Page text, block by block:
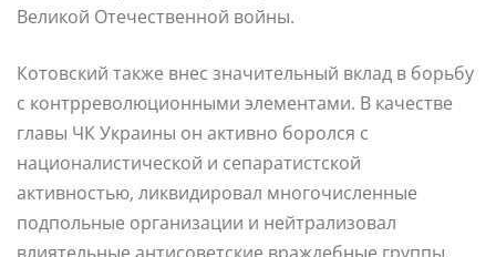
Великой Отечественной войны.
Котовский также внес значительный вклад в борьбу
с контрреволюционными элементами. В качестве
главы ЧК Украины он активно боролся с
националистической и сепаратистской
активностью, ликвидировал многочисленные
подпольные организации и нейтрализовал